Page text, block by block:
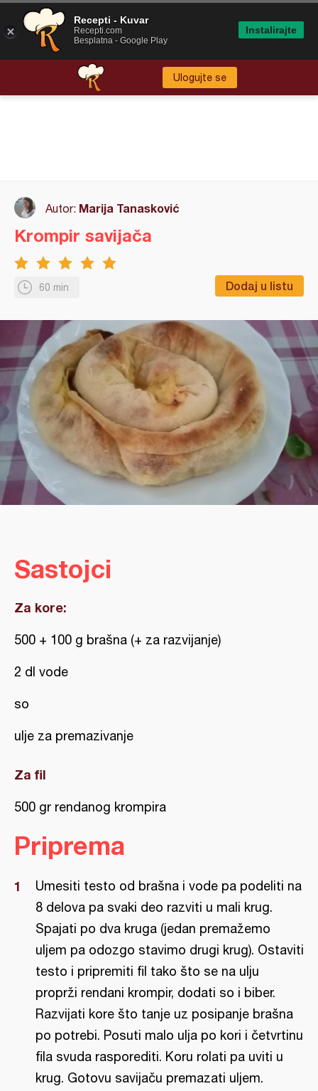
Ulogujte se
Autor: Marija Tanasković
60 min Dodaj u listu
Krompir savijača
Sastojci
Za kore:
500 + 100 g brašna (+ za razvijanje)
2 dl vode
so
ulje za premazivanje
Za fil
500 gr rendanog krompira
Priprema
Umesiti testo od brašna i vode pa podeliti na
8 delova pa svaki deo razviti u mali krug.
Spajati po dva kruga (jedan premažemo
uljem pa odozgo stavimo drugi krug). Ostaviti
testo i pripremiti fil tako što se na ulju
proprži rendani krompir, dodati so i biber.
Razvijati kore što tanje uz posipanje brašna
po potrebi. Posuti malo ulja po kori i četvrtinu
fila svuda rasporediti. Koru rolati pa uviti u
krug. Gotovu savijaču premazati uljem.
Recepti - Kuvar
Recepti.com
Besplatna - Google Play
Instalirajte